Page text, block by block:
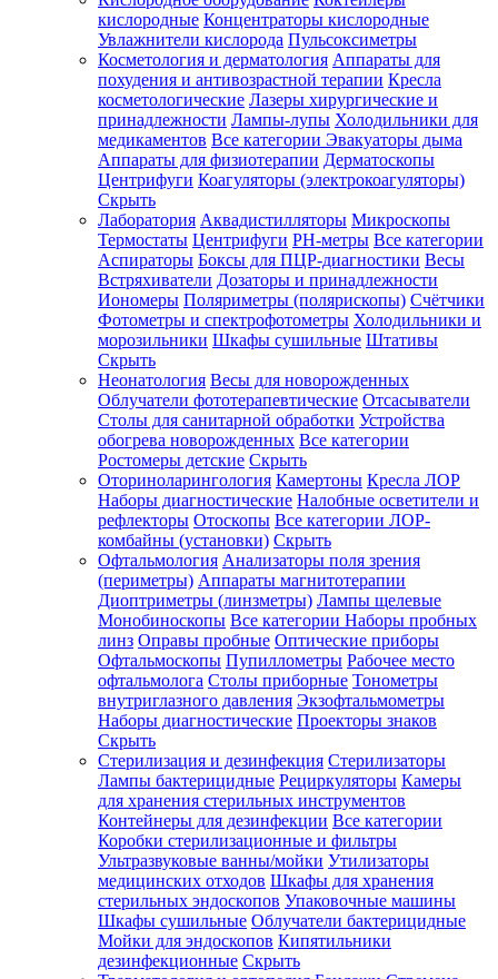
Зарегистрироваться
Зачем
регистрироваться?
Все
покупки
одном
месте
Личный
менеджер
Отслеживание
статуса
заказа
кислородные Концентраторы кислородные
Увлажнители кислорода Пульсоксиметры
Косметология и дерматология Аппараты для
похудения и антивозрастной терапии Кресла
косметологические Лазеры хирургические и
принадлежности Лампы-лупы Холодильники для
медикаментов Все категории Эвакуаторы дыма
Аппараты для физиотерапии Дерматоскопы
Центрифуги Коагуляторы (электрокоагуляторы)
Скрыть
Лаборатория Аквадистилляторы Микроскопы
Термостаты Центрифуги PH-метры Все категории
Аспираторы Боксы для ПЦР-диагностики Весы
Встряхиватели Дозаторы и принадлежности
Иономеры Поляриметры (полярископы) Счётчики
Фотометры и спектрофотометры Холодильники и
морозильники Шкафы сушильные Штативы
Скрыть
Неонатология Весы для новорожденных
Облучатели фототерапевтические Отсасыватели
Столы для санитарной обработки Устройства
обогрева новорожденных Все категории
Ростомеры детские Скрыть
Оториноларингология Камертоны Кресла ЛОР
Наборы диагностические Налобные осветители и
рефлекторы Отоскопы Все категории ЛОР-
комбайны (установки) Скрыть
Офтальмология Анализаторы поля зрения
(периметры) Аппараты магнитотерапии
Диоптриметры (линзметры) Лампы щелевые
Монобиноскопы Все категории Наборы пробных
линз Оправы пробные Оптические приборы
Офтальмоскопы Пупиллометры Рабочее место
офтальмолога Столы приборные Тонометры
внутриглазного давления Экзофтальмометры
Наборы диагностические Проекторы знаков
Скрыть
Стерилизация и дезинфекция Стерилизаторы
Лампы бактерицидные Рециркуляторы Камеры
для хранения стерильных инструментов
Контейнеры для дезинфекции Все категории
Коробки стерилизационные и фильтры
Ультразвуковые ванны/мойки Утилизаторы
медицинских отходов Шкафы для хранения
стерильных эндоскопов Упаковочные машины
Шкафы сушильные Облучатели бактерицидные
Мойки для эндоскопов Кипятильники
дезинфекционные Скрыть